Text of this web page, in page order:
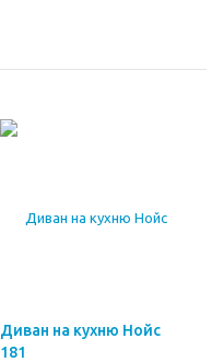
Диван на кухню Нойс
181